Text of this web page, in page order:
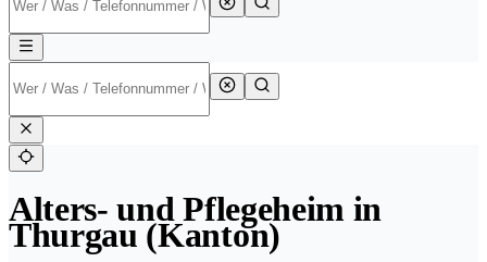
Alters- und Pflegeheim in
Thurgau (Kanton)